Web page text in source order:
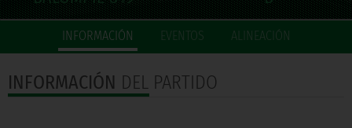
INFORMACIÓN EVENTOS ALINEACIÓN
INFORMACIÓN DEL PARTIDO